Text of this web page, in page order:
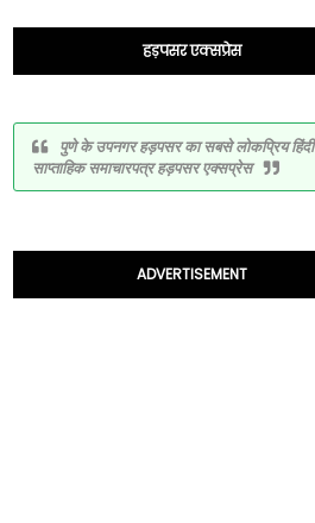
हड़पसर एक्सप्रेस
पुणे के उपनगर हड़पसर का सबसे लोकप्रिय हिंदी
साप्ताहिक समाचारपत्र हड़पसर एक्सप्रेस
ADVERTISEMENT